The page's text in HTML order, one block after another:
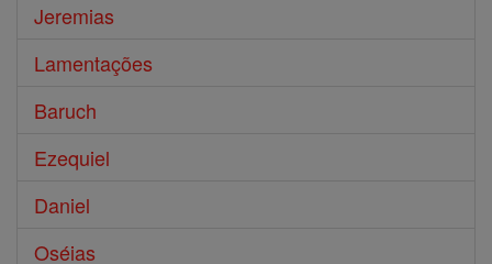
Jeremias
Lamentações
Baruch
Ezequiel
Daniel
Oséias